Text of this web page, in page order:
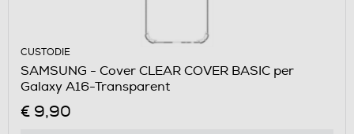
CUSTODIE
SAMSUNG - Cover CLEAR COVER BASIC per
Galaxy A16-Transparent
€ 9,90